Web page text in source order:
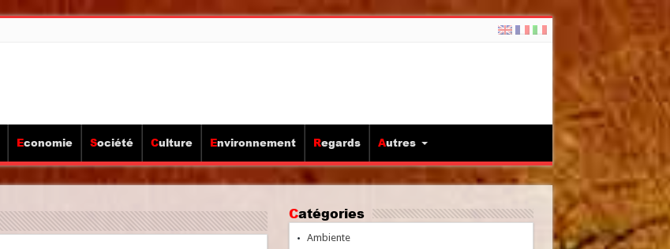
Economie Société Culture Environnement Regards Autres
Catégories
Ambiente